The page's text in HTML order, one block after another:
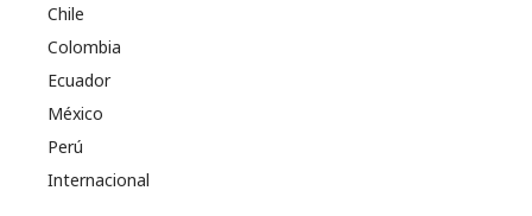
Chile
Colombia
Ecuador
México
Perú
Internacional